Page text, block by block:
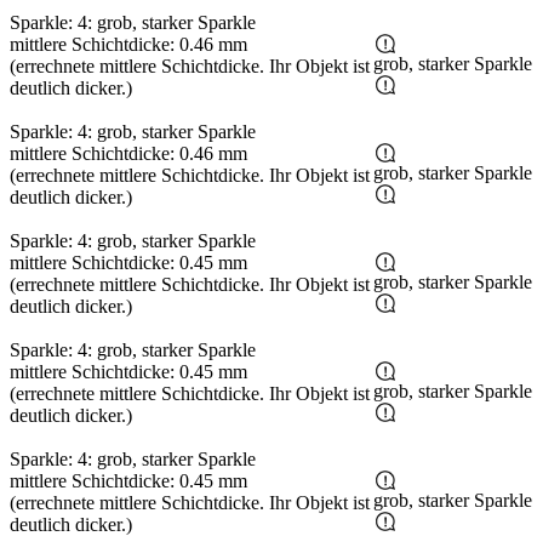
Sparkle: 4: grob, starker Sparkle
mittlere Schichtdicke: 0.46 mm
(errechnete mittlere Schichtdicke. Ihr Objekt ist
deutlich dicker.)
Sparkle: 4: grob, starker Sparkle
grob, starker Sparkle
mittlere Schichtdicke: 0.46 mm
(errechnete mittlere Schichtdicke. Ihr Objekt ist
deutlich dicker.)
Sparkle: 4: grob, starker Sparkle
grob, starker Sparkle
mittlere Schichtdicke: 0.45 mm
(errechnete mittlere Schichtdicke. Ihr Objekt ist
deutlich dicker.)
Sparkle: 4: grob, starker Sparkle
grob, starker Sparkle
mittlere Schichtdicke: 0.45 mm
(errechnete mittlere Schichtdicke. Ihr Objekt ist
deutlich dicker.)
Sparkle: 4: grob, starker Sparkle
grob, starker Sparkle
mittlere Schichtdicke: 0.45 mm
(errechnete mittlere Schichtdicke. Ihr Objekt ist
deutlich dicker.)
grob, starker Sparkle